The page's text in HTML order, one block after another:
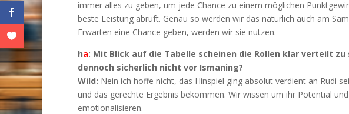
immer alles zu geben, um jede Chance zu einem möglichen
beste Leistung abruft. Genau so werden wir das natürlich auch am
Erwarten eine Chance geben, werden wir sie nutzen.
ha: Mit Blick auf die Tabelle scheinen die Rollen klar verteilt
dennoch sicherlich nicht vor Ismaning?
Wild: Nein ich hoffe nicht, das Hinspiel ging absolut verdient an Rudi
und das gerechte Ergebnis bekommen. Wir wissen um ihr Potential
emotionalisieren.